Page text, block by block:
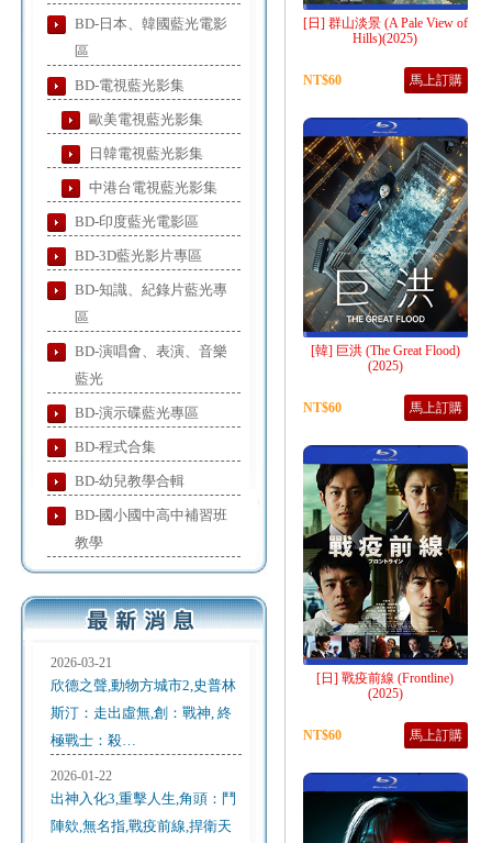
BD-日本、韓國藍光電影
區
BD-電視藍光影集
歐美電視藍光影集
日韓電視藍光影集
中港台電視藍光影集
BD-印度藍光電影區
BD-3D藍光影片專區
BD-知識、紀錄片藍光專
區
BD-演唱會、表演、音樂
藍光
BD-演示碟藍光專區
BD-程式合集
BD-幼兒教學合輯
BD-國小國中高中補習班
教學
2026-03-21
欣德之聲,動物方城市2,史普林
斯汀：走出虛無,創：戰神, 終
極戰士：殺…
2026-01-22
出神入化3,重擊人生,角頭：鬥
陣欸,無名指,戰疫前線,捍衛天
[日] 群山淡景 (A Pale View of
Hills)(2025)
NT$60 馬上訂購
[韓] 巨洪 (The Great Flood)
(2025)
NT$60 馬上訂購
[日] 戰疫前線 (Frontline)
(2025)
NT$60 馬上訂購